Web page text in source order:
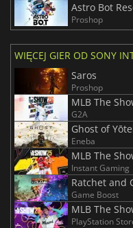
Astro Bot
Proshop
WIĘCEJ GIER OD SONY
Saros
Proshop
MLB The
G2A
Ghost of
Eneba
MLB The
Instant Gaming
Ratchet and
Game Boost
MLB The
PlayStation